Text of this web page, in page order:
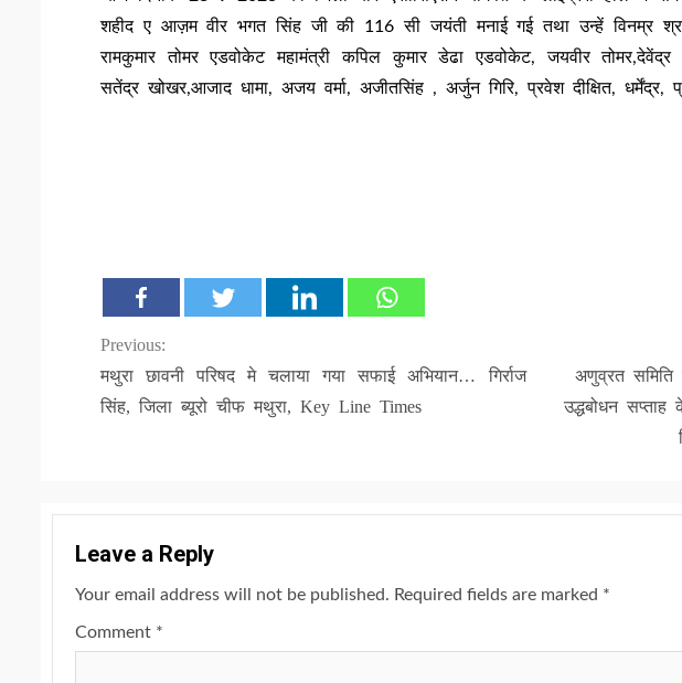
शहीद ए आज़म वीर भगत सिंह जी की 116 सी जयंती मनाई गई तथा उन्हें विनम्र
रामकुमार तोमर एडवोकेट महामंत्री कपिल कुमार डेढा एडवोकेट, जयवीर तोमर,देवेंद्र
सतेंद्र खोखर,आजाद धामा, अजय वर्मा, अजीतसिंह , अर्जुन गिरि, प्रवेश दीक्षित, धर्मेंद्र,
Continue
Reading
Previous:
मथुरा छावनी परिषद मे चलाया गया सफाई अभियान… गिर्राज
सिंह, जिला ब्यूरो चीफ मथुरा, Key Line Times
अणुव्रत समिति
उद्धबोधन
Leave a Reply
Your email address will not be published. Required fields are marked *
Comment *